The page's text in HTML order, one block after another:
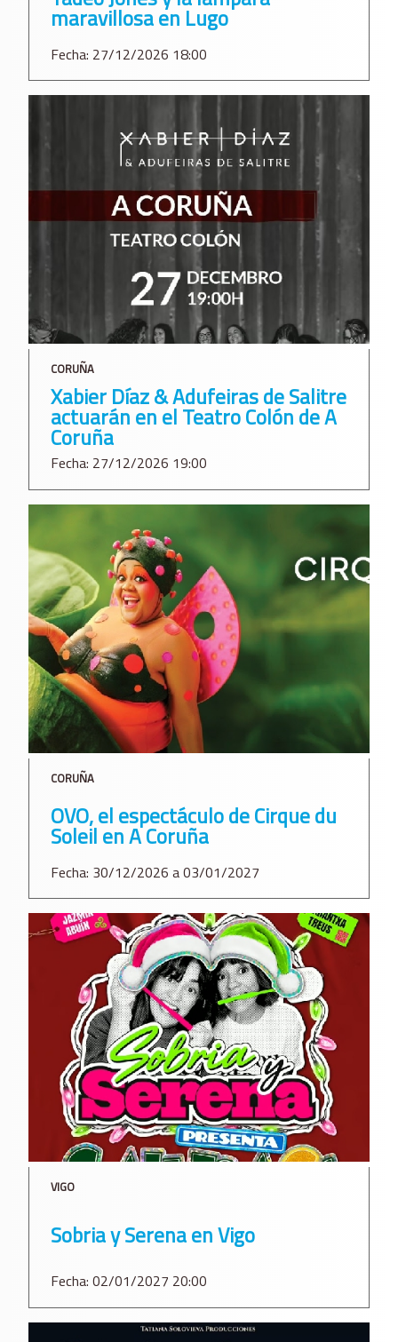
maravillosa en Lugo
Fecha: 27/12/2026 18:00
CORUÑA
Xabier Díaz & Adufeiras de Salitre
actuarán en el Teatro Colón de A
Coruña
Fecha: 27/12/2026 19:00
CORUÑA
OVO, el espectáculo de Cirque du
Soleil en A Coruña
Fecha: 30/12/2026 a 03/01/2027
VIGO
Sobria y Serena en Vigo
Fecha: 02/01/2027 20:00